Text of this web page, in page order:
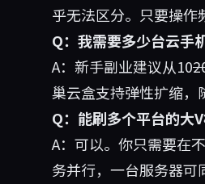
乎无法区分。只要操作
Q：我需要多少台云手
A：新手副业建议从10
巢云盒支持弹性扩缩，
Q：能刷多个平台的大
A：可以。你只需要在
务并行，一台服务器可